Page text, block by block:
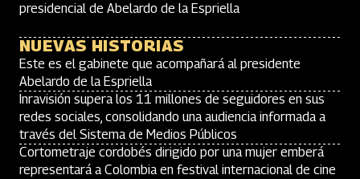
presidencial de Abelardo de la Espriella
NUEVAS HISTORIAS
Este es el gabinete que acompañará al presidente
Abelardo de la Espriella
Inravisión supera los 11 millones de seguidores en sus
redes sociales, consolidando una audiencia informada a
través del Sistema de Medios Públicos
Cortometraje cordobés dirigido por una mujer emberá
representará a Colombia en festival internacional de cine